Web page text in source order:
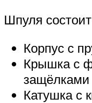
Шпуля
Корпус с
Крышка с
защёлками
Катушка с